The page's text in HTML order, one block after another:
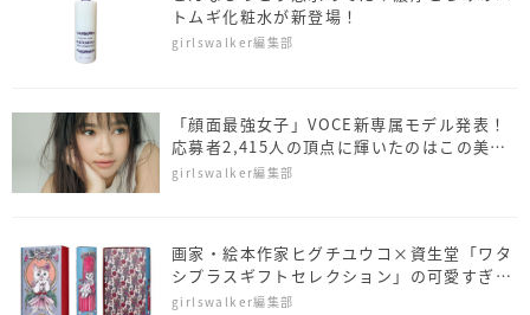
トムギ化粧水が新登場！
girlswalker編集部
「顔面最強女子」VOCE新専属モデル発表！
応募者2,415人の頂点に輝いたのはこの美
女!!
girlswalker編集部
画家・絵本作家ヒグチユウコ×資生堂「ワタ
シプラスギフトセレクション」の可愛すぎる
クリスマスBOX♡
girlswalker編集部